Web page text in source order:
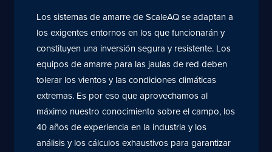
Los sistemas de amarre de ScaleAQ se adaptan a
los exigentes entornos en los que funcionarán y
constituyen una inversión segura y resistente. Los
equipos de amarre para las jaulas de red deben
tolerar los vientos y las condiciones climáticas
extremas. Es por eso que aprovechamos al
máximo nuestro conocimiento sobre el campo, los
40 años de experiencia en la industria y los
análisis y los cálculos exhaustivos para garantizar